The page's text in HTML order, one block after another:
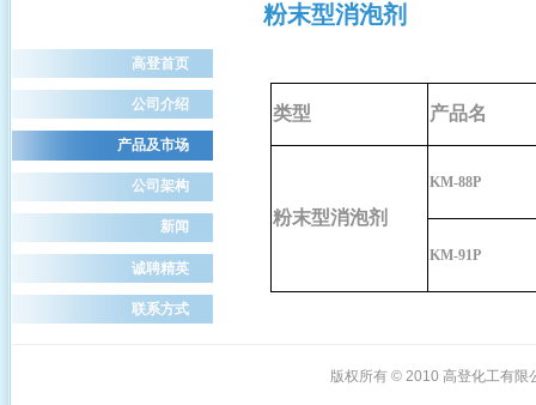
粉末型消泡剂
类型 产品名
粉末型消泡剂
KM-88P
KM-91P
高登首页
公司介绍
产品及市场
公司架构
新闻
诚聘精英
联系方式
版权所有 © 2010 高登化工有限